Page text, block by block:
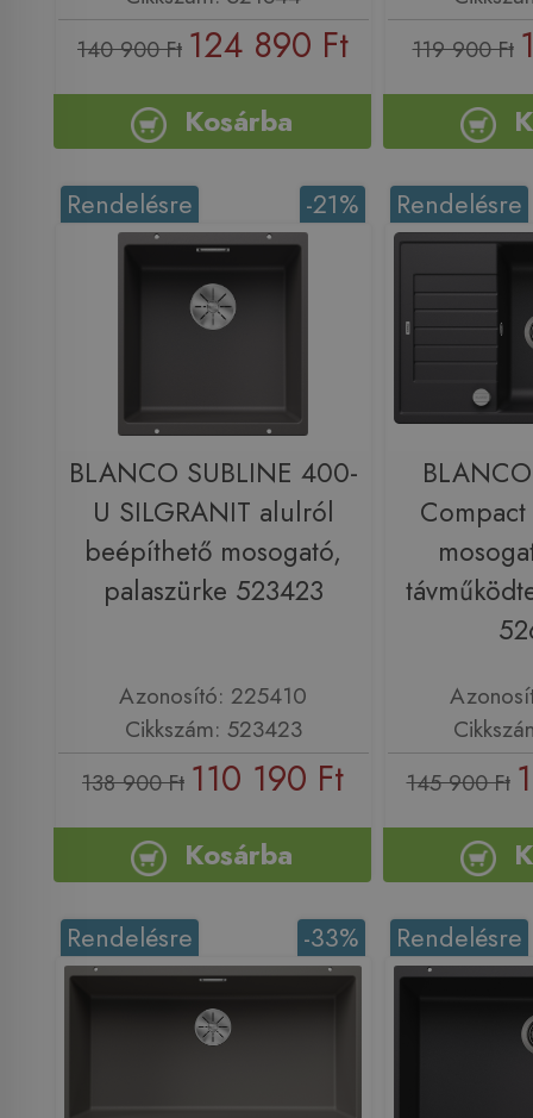
140 900 Ft 124 890 Ft
Kosárba
119 900 Ft
-21%
Rendelésre
BLANCO SUBLINE 400-
U SILGRANIT alulról
beépíthető mosogató,
palaszürke 523423
Azonosító: 225410
Cikkszám: 523423
138 900 Ft 110 190 Ft
Kosárba
Rendelésre
Compact
145 900 Ft
-33%
Rendelésre Rendelésre